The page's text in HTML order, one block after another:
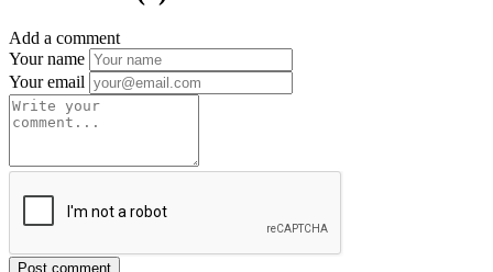
Add a comment
Your name
Your email
Post comment